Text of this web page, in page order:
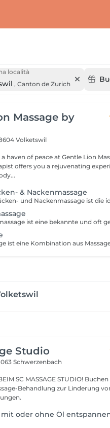
località
, Canton de Zurich
Massage by
Volketswil
haven of peace at Gentle Lion
offers you a rejuvenating
& Nackenmassage
Studio
Schwerzenbach
STUDIO! Buchen Sie jetzt eine
Behandlung zur Linderung
mit oder ohne Öl